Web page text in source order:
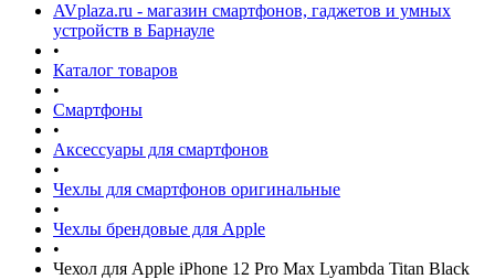
AVplaza.ru - магазин смартфонов, гаджетов и умных
устройств в Барнауле
•
Каталог товаров
•
Смартфоны
•
Аксессуары для смартфонов
•
Чехлы для смартфонов оригинальные
•
Чехлы брендовые для Apple
•
Чехол для Apple iPhone 12 Pro Max Lyambda Titan Black